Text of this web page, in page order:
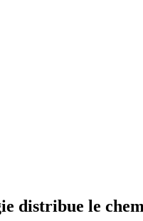
distribue le